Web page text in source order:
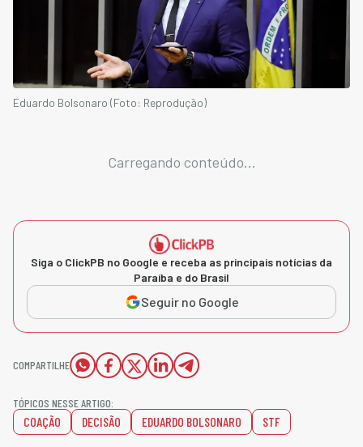
Eduardo Bolsonaro (Foto: Reprodução)
Carregando conteúdo...
Siga o ClickPB no Google e receba as principais notícias da
Paraíba e do Brasil
Seguir no Google
COMPARTILHE
TÓPICOS NESSE ARTIGO:
COAÇÃO DECISÃO EDUARDO BOLSONARO STF